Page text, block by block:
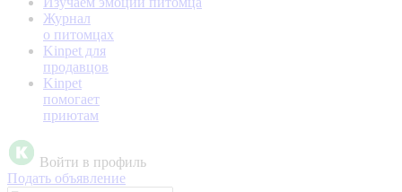
Журнал
о питомцах
Kinpet для
продавцов
Kinpet
помогает
приютам
Войти в профиль
Подать объявление